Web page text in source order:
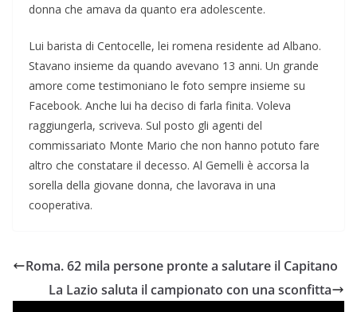
donna che amava da quanto era adolescente.
Lui barista di Centocelle, lei romena residente ad Albano.
Stavano insieme da quando avevano 13 anni. Un grande
amore come testimoniano le foto sempre insieme su
Facebook. Anche lui ha deciso di farla finita. Voleva
raggiungerla, scriveva. Sul posto gli agenti del
commissariato Monte Mario che non hanno potuto fare
altro che constatare il decesso. Al Gemelli è accorsa la
sorella della giovane donna, che lavorava in una
cooperativa.
Roma. 62 mila persone pronte a salutare il Capitano
La Lazio saluta il campionato con una sconfitta